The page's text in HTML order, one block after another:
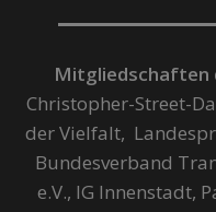
Mitgliedschaften
Christopher-Street-
der Vielfalt,
Bundesverband
e.V., IG Innenstadt,